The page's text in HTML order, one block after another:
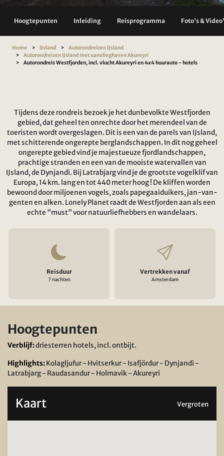
Hoogtepunten Inleiding Reisprogramma Foto's &
Home IJsland
Autorondreizen IJsland
Autorondreizen IJsland met aanvlieghaven Akureyri
Autorondreis Westfjorden, incl. vlucht Akureyri en 4x4 huurauto - hotels
Tijdens deze rondreis bezoek je het dunbevolkte Westfjorden
gebied, dat geheel ten onrechte door het merendeel van de
toeristen wordt overgeslagen. Dit is een van de parels van IJsland,
met schitterende ongerepte berglandschappen. In dit nog geheel
ongerepte gebied vind je majestueuze fjordlandschappen,
prachtige stranden en een van de mooiste watervallen van
IJsland, de Dynjandi. Bij Latrabjarg vind je de grootste vogelklif van
Europa, 14 km. lang en tot 440 meter hoog ! De kliffen worden
bewoond door miljoenen vogels, zoals papegaaiduikers, jan-van-
genten en alken. Lonely Planet raadt de Westfjorden aan als een
echte "must" voor natuurliefhebbers en wandelaars.
Reisduur
7 nachten
Vertrekken vanaf
Amsterdam
Hoogtepunten
Verblijf:driesterren hotels, incl. ontbijt.
Highlights:Kolagljufur - Hvitserkur - Isafjördur - Dynjandi -
Latrabjarg - Raudasandur - Holmavik - Akureyri
Kaart Vergroten